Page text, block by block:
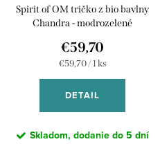
Spirit of OM tričko z bio bavlny
Chandra - modrozelené
€59,70
Jednotková
cena:
€59,70 / 1 ks
DETAIL
Skladom, dodanie do 5 dní